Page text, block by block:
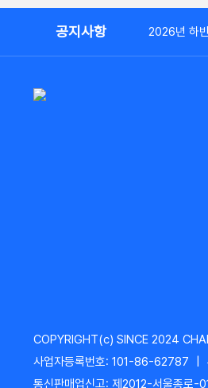
공지사항 2026년 하
COPYRIGHT(c) SINCE 2024
사업자등록번호: 101-86-62787
통신판매업신고: 제2012-서울종로-